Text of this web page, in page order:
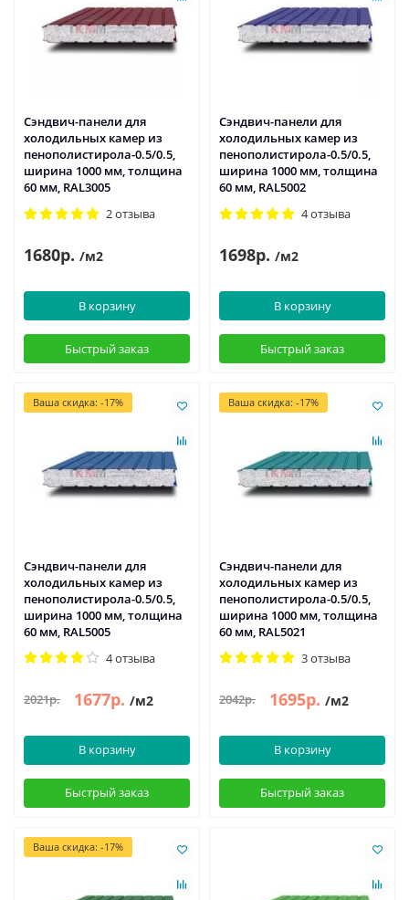
Сэндвич-панели для
холодильных камер из
пенополистирола-0.5/0.5,
ширина 1000 мм, толщина
60 мм, RAL3005
2 отзыва
1680р. /м2
В корзину
Быстрый заказ
Сэндвич-панели для
холодильных камер из
пенополистирола-0.5/0.5,
ширина 1000 мм, толщина
60 мм, RAL5002
4 отзыва
1698р. /м2
В корзину
Быстрый заказ
Ваша скидка: -17%
Сэндвич-панели для
холодильных камер из
пенополистирола-0.5/0.5,
ширина 1000 мм, толщина
60 мм, RAL5005
4 отзыва
2021р. 1677р. /м2
В корзину
Быстрый заказ
Ваша скидка: -17%
Сэндвич-панели для
холодильных камер из
пенополистирола-0.5/0.5,
ширина 1000 мм, толщина
60 мм, RAL5021
3 отзыва
2042р. 1695р. /м2
В корзину
Быстрый заказ
Ваша скидка: -17%